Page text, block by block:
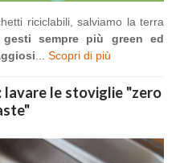
riciclabili, salviamo la terra
sempre più green ed
Scopri di più
lavare le stoviglie "zero